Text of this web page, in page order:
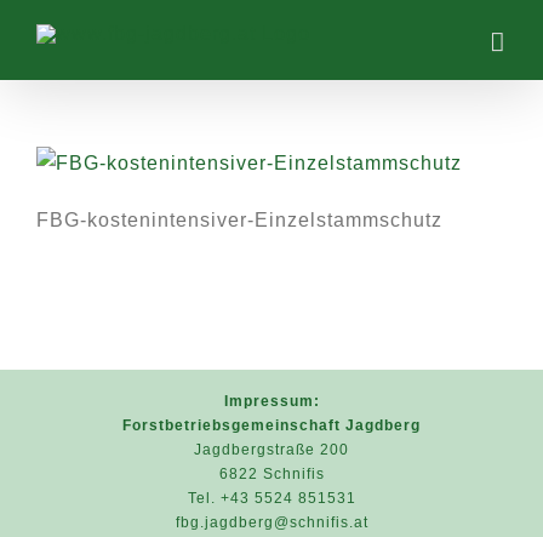
Inhalt
springen
FBG-kostenintensiver-Einzelstammschutz
Impressum:
Forstbetriebsgemeinschaft Jagdberg
Jagdbergstraße 200
6822 Schnifis
Tel. +43 5524 851531
fbg.jagdberg@schnifis.at